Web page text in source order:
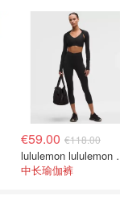
€59.00 €118.00
lululemon
中长瑜伽裤